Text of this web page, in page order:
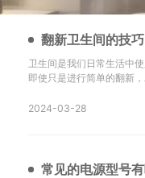
翻新卫生间的技巧
卫生间是我们日常生活中
即使只是进行简单的翻新
铺设瓷砖是很重要的。确保
2024-03-28
常见的电源型号